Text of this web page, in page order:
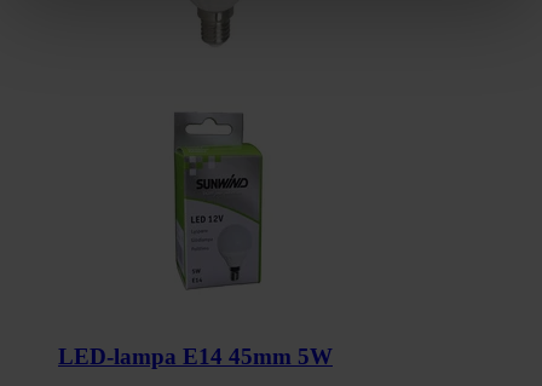
LED-lampa E14 45mm 5W